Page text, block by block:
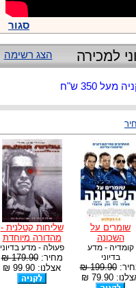
סגור
הצג רשימה למכירה
350 ש"ח
שומרים על
השכונה
קומדיה - מדע
בדיוני
199.90 ₪
79.90 ₪
שליחות קטלנית -
מהדורה מיוחדת
פעולה - מדע בדיוני
מחיר:179.90 ₪
אצלנו: 99.90 ₪